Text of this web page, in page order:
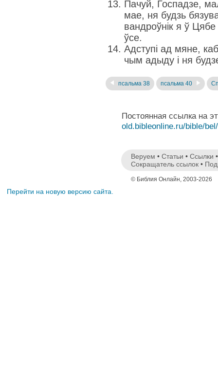
Пачуй, Госпадзе,
мае, ня будзь
вандроўнік я ў
ўсе.
Адступі ад мяне,
чым адыду і ня
псальма 38 псальма 40
Постоянная ссылка на
old.bibleonline.ru/bible/
Веруем • Статьи • Ссылки
Сокращатель ссылок •
© Библия Онлайн, 2003-2026
Перейти на новую версию сайта.